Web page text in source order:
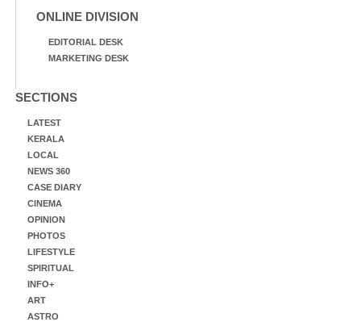
ONLINE DIVISION
EDITORIAL DESK
MARKETING DESK
SECTIONS
LATEST
KERALA
LOCAL
NEWS 360
CASE DIARY
CINEMA
OPINION
PHOTOS
LIFESTYLE
SPIRITUAL
INFO+
ART
ASTRO